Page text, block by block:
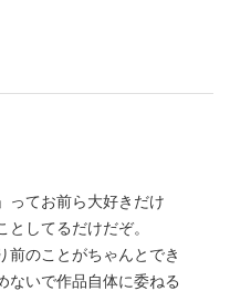
ってお前ら大好きだけ
してるだけだぞ。
前のことがちゃんとでき
ないで作品自体に委ねる